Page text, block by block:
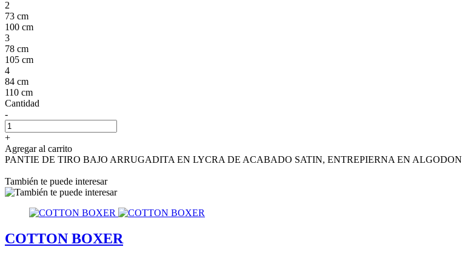
2
73 cm
100 cm
3
78 cm
105 cm
4
84 cm
110 cm
Cantidad
-
+
Agregar al carrito
PANTIE DE TIRO BAJO ARRUGADITA EN LYCRA DE ACABADO SATIN, ENTREPIERNA EN ALGODON
También te puede interesar
COTTON BOXER